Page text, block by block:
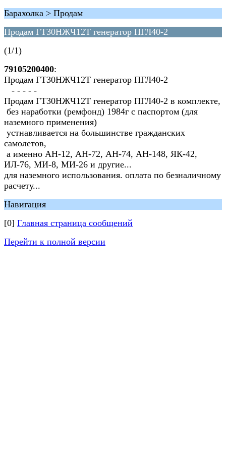
Барахолка > Продам
Продам ГТ30НЖЧ12Т генератор ПГЛ40-2
(1/1)
79105200400:
Продам ГТ30НЖЧ12Т генератор ПГЛ40-2
- - - - -
Продам ГТ30НЖЧ12Т генератор ПГЛ40-2 в комплекте,
без наработки (ремфонд) 1984г с паспортом (для
наземного применения)
устнавливается на большинстве гражданских
самолетов,
а именно АН-12, АН-72, АН-74, АН-148, ЯК-42,
ИЛ-76, МИ-8, МИ-26 и другие...
для наземного использования. оплата по безналичному
расчету...
Навигация
[0] Главная страница сообщений
Перейти к полной версии